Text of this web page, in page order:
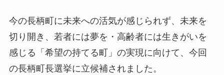
今の長柄町に未来への活気が感じられず、未来を
切り開き、若者には夢を・高齢者には生きがいを
感じる「希望の持てる町」の実現に向けて、今回
の長柄町長選挙に立候補されました。